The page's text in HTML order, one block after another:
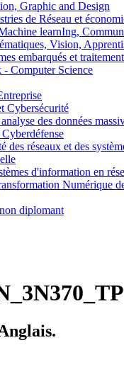
Graphic and Design
de Réseau et
learnIng,
Vision,
embarqués et
Computer Science
Cybersécurité
des données
des réseaux et des
d'information en
Numérique
diplomant